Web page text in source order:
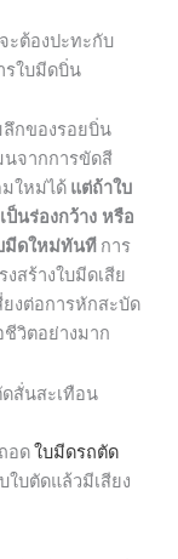
ะต้องปะทะกับ
รใบมีดบิ่น
กของรอยบิ่น
นจากการขัดสี
มใหม่ได้ แต่ถ้าใบ
นร่องกว้าง หรือ
มีดใหม่ทันทีการ
สร้างใบมีดเสีย
งต่อการหักสะบัด
วิตอย่างมาก
สั่นสะเทือน
อดใบมีดรถตัด
ใบตัดแล้วมีเสียง